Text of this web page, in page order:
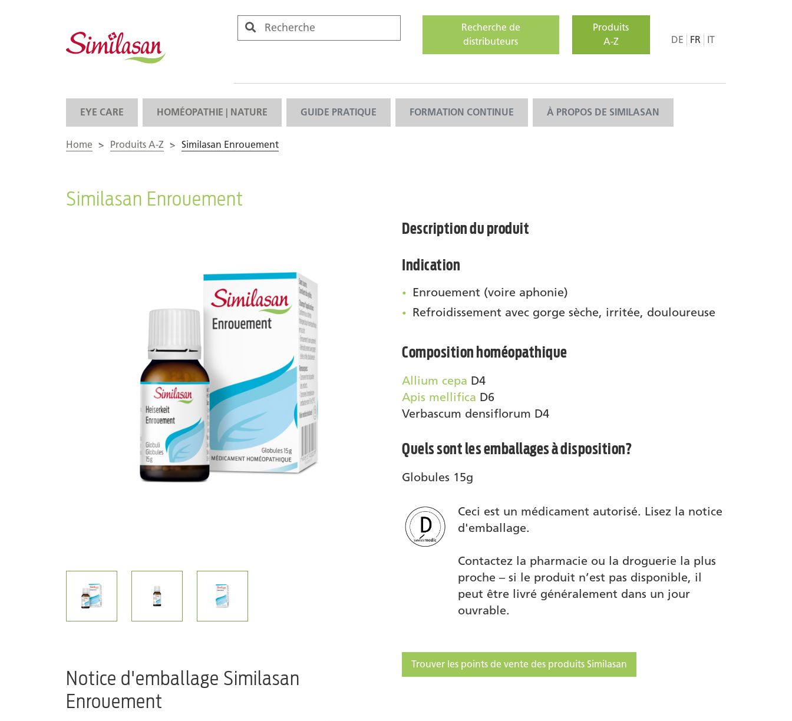
Recherche de
distributeurs
Produits
A-Z
DE FR IT
EYE CARE HOMÉOPATHIE | NATURE GUIDE PRATIQUE FORMATION CONTINUE À PROPOS DE SIMILASAN
Home > Produits A-Z > Similasan Enrouement
Similasan Enrouement
Notice d'emballage Similasan
Enrouement
Description du produit
Indication
Enrouement (voire aphonie)
Refroidissement avec gorge sèche, irritée, douloureuse
Composition homéopathique
Allium cepa D4
Apis mellifica D6
Verbascum densiflorum D4
Quels sont les emballages à disposition?
Globules 15g
Ceci est un médicament autorisé. Lisez la notice
d'emballage.
Contactez la pharmacie ou la droguerie la plus
proche – si le produit n’est pas disponible, il
peut être livré généralement dans un jour
ouvrable.
Trouver les points de vente des produits Similasan